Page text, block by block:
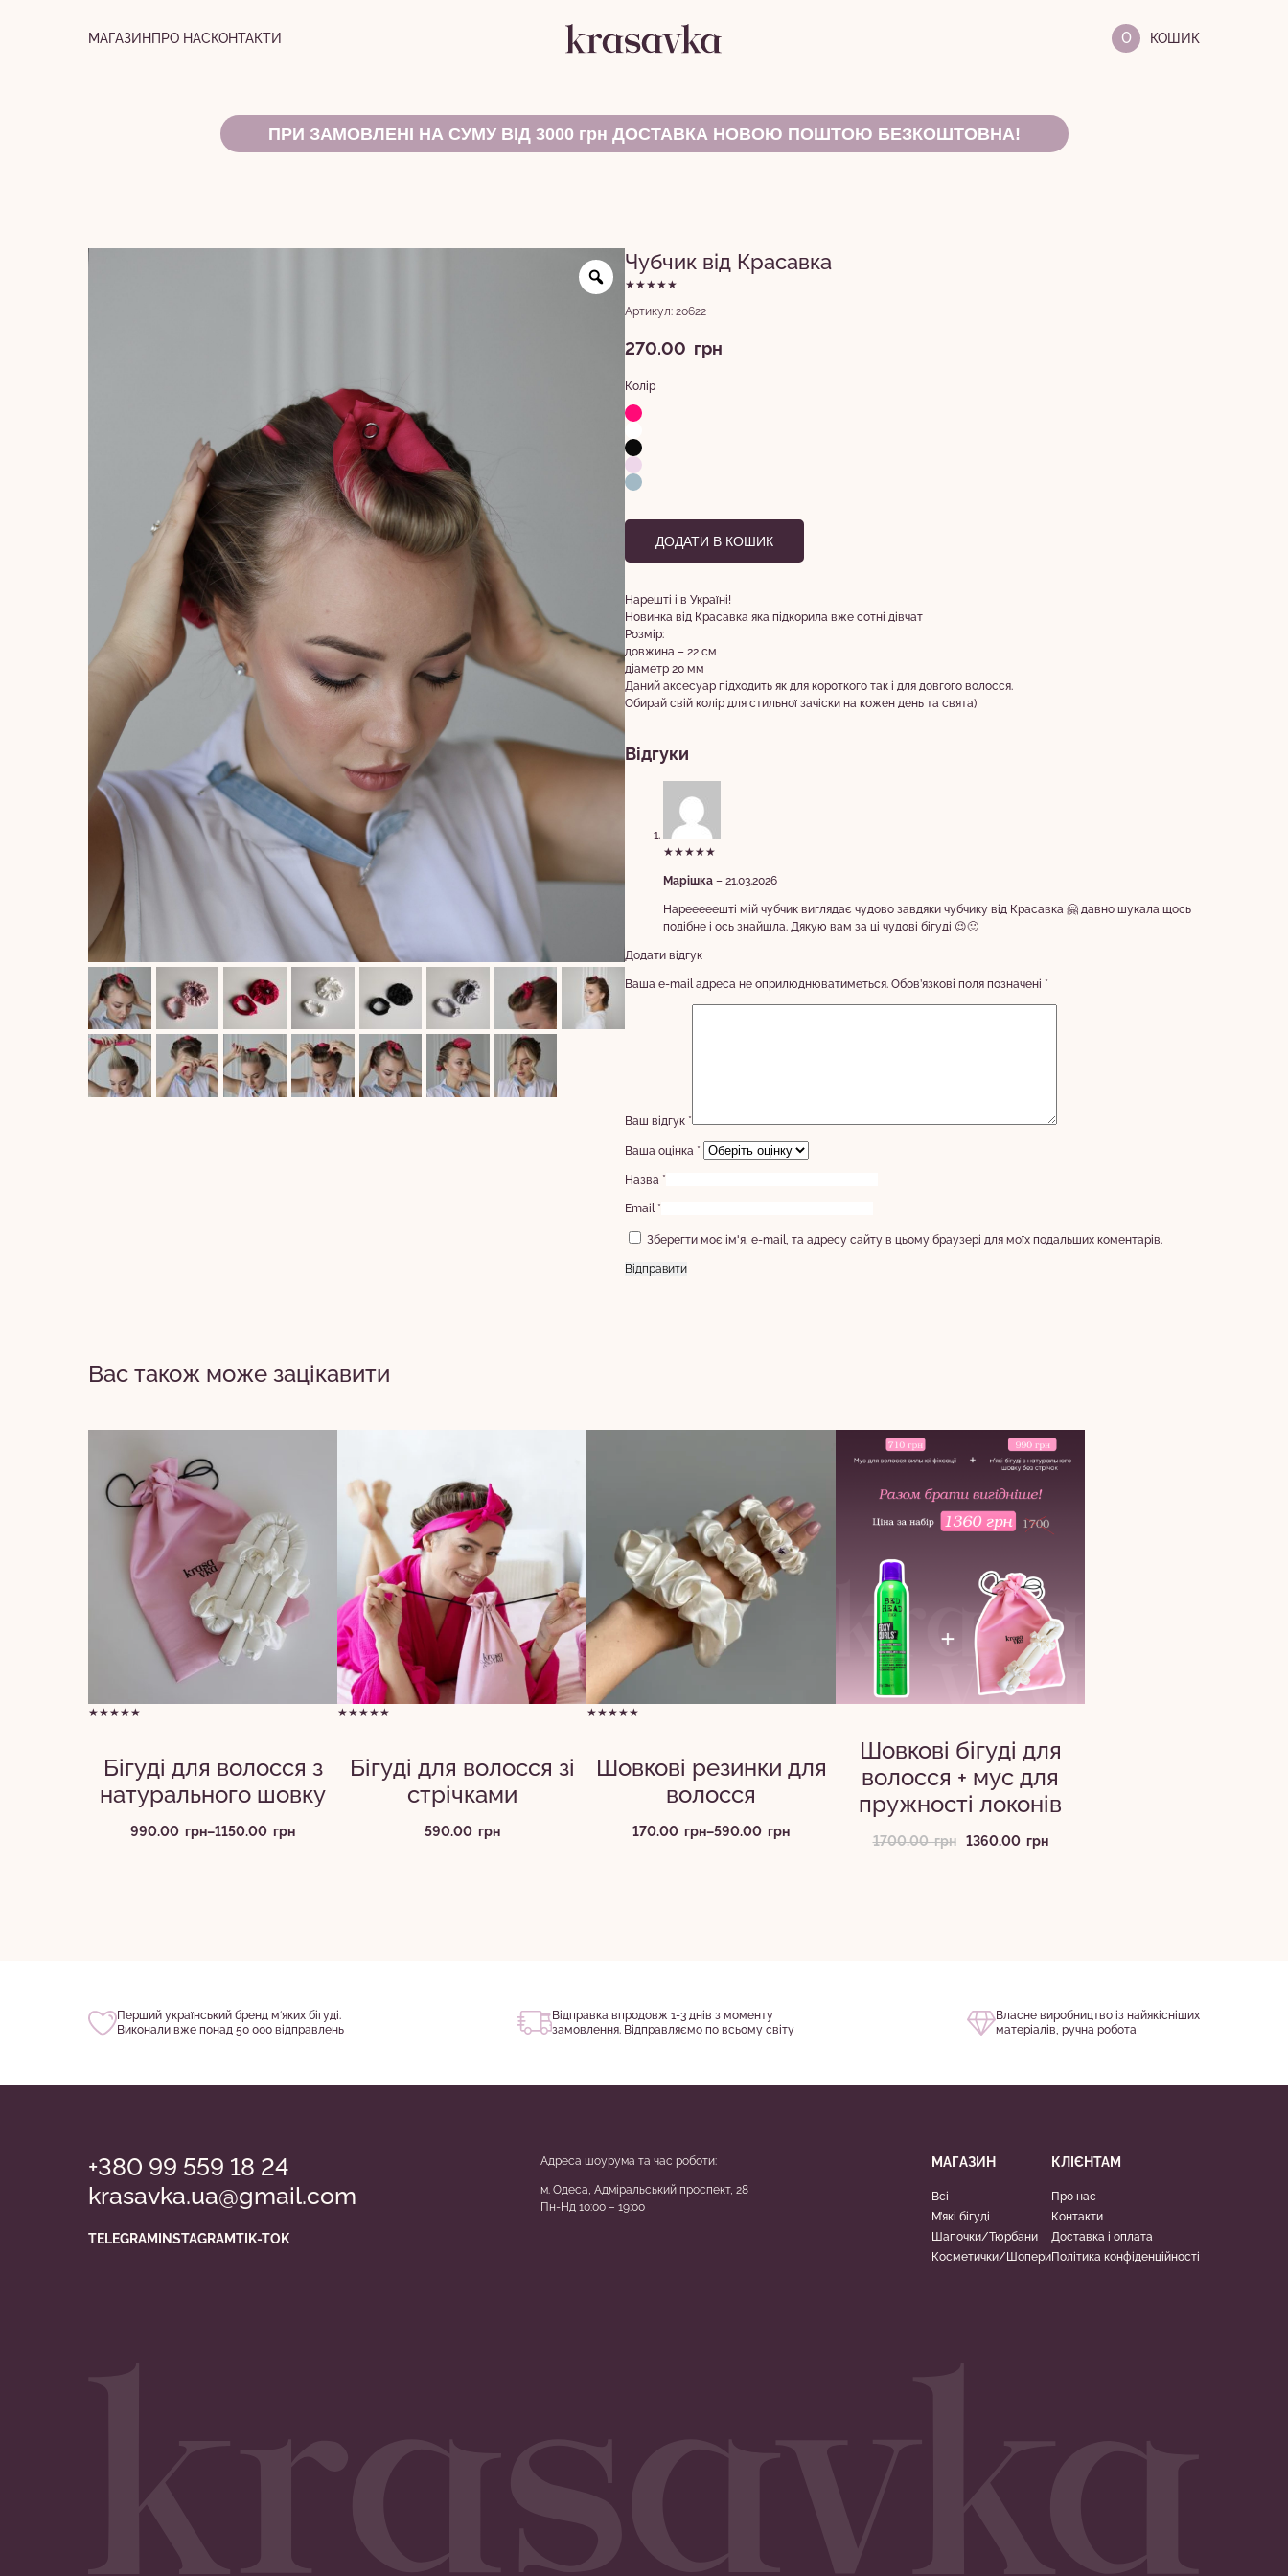
МАГАЗИНПРО НАСКОНТАКТИ 0
ПРИ ЗАМОВЛЕНІ НА СУМУ ВІД 3000 грн ДОСТАВКА НОВОЮ ПОШТОЮ БЕЗКОШТОВНА!
Чубчик від Красавка
★★★★★
Артикул: 20622
270.00 грн
Колір
ДОДАТИ В КОШИК
Нарешті і в Україні!
Новинка від Красавка яка підкорила вже сотні дівчат
Розмір:
довжина – 22 см
діаметр 20 мм
Даний аксесуар підходить як для короткого так і для довгого волосся.
Обирай свій колір для стильної зачіски на кожен день та свята)
Відгуки
★★★★★
Марішка – 21.03.2026
Нарееееешті мій чубчик виглядає чудово завдяки чубчику від Красавка 🤗 давно шукала щось
подібне і ось знайшла. Дякую вам за ці чудові бігуді 😉🙂
Додати відгук
Ваша e-mail адреса не оприлюднюватиметься. Обов’язкові поля позначені *
Ваш відгук *
Ваша оцінка *
Назва *
Email *
Зберегти моє ім'я, e-mail, та адресу сайту в цьому браузері для моїх подальших коментарів.
Вас також може зацікавити
★★★★★
Бігуді для волосся з
натурального шовку
990.00 грн–1150.00 грн
Діапазон
★★★★★
Бігуді для волосся зі
стрічками
590.00 грн
★★★★★
Шовкові резинки для
волосся
170.00 грн–590.00 грн
Діапазон
Шовкові бігуді для
волосся + мус для
пружності локонів
1700.00грн
Оригінальна
1360.00 грн
Поточна
Перший український бренд м‘яких бігуді.
Виконали вже понад 50 000 відправлень
Відправка впродовж 1-3 днів з моменту
замовлення. Відправляємо по всьому світу
Власне виробництво із найякісніших
матеріалів, ручна робота
+380 99 559 18 24
krasavka.ua@gmail.com
TELEGRAM INSTAGRAMTIK-TOK
Адреса шоурума та час роботи:
м. Одеса, Адміральський проспект, 28
Пн-Нд 10:00 – 19:00
МАГАЗИН
Всі
М’які бігуді
Шапочки/Тюрбани
Косметички/Шопери
КЛІЄНТАМ
Про нас
Контакти
Доставка і оплата
Політика конфіденційності